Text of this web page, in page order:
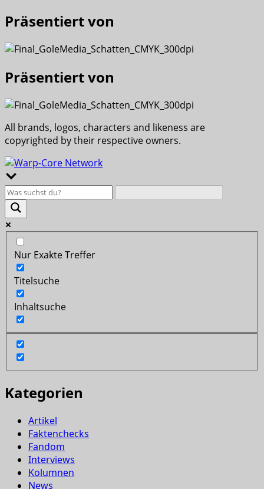
Präsentiert von
Präsentiert von
All brands, logos, characters and likeness are
copyrighted by their respective owners.
Nur Exakte Treffer
Titelsuche
Inhaltsuche
Kategorien
Artikel
Faktenchecks
Fandom
Interviews
Kolumnen
News